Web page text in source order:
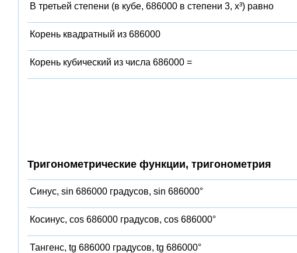
В третьей степени (в кубе, 686000 в степени 3, x³) равно
Корень квадратный из 686000
Корень кубический из числа 686000 =
Тригонометрические функции, тригонометрия
Синус, sin 686000 градусов, sin 686000°
Косинус, cos 686000 градусов, cos 686000°
Тангенс, tg 686000 градусов, tg 686000°